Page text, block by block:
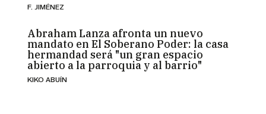
F. JIMÉNEZ
Abraham Lanza afronta un nuevo
mandato en El Soberano Poder: la casa
hermandad será "un gran espacio
abierto a la parroquia y al barrio"
KIKO ABUÍN